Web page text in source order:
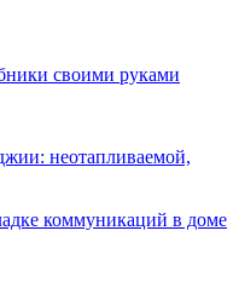
своими руками
неотапливаемой,
коммуникаций в доме